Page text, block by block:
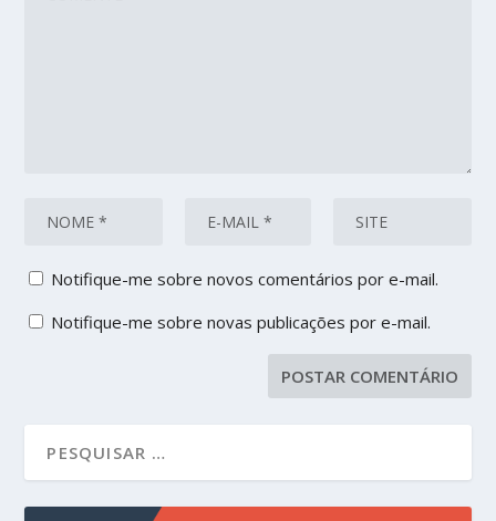
Notifique-me sobre novos comentários por e-mail.
Notifique-me sobre novas publicações por e-mail.